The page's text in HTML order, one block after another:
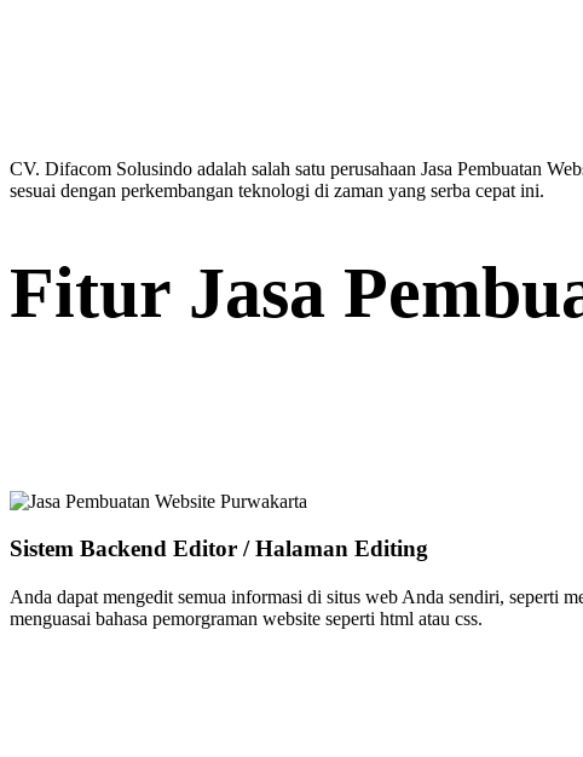
CV. Difacom Solusindo adalah salah satu perusahaan Jasa Pembuatan
sesuai dengan perkembangan teknologi di zaman yang serba cepat ini.
Fitur Jasa
Sistem Backend Editor / Halaman Editing
Anda dapat mengedit semua informasi di situs web Anda sendiri, seperti
menguasai bahasa pemorgraman website seperti html atau css.